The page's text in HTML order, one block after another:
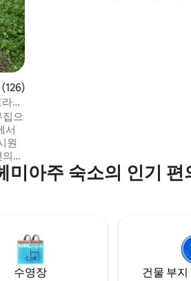
점(5점 만점), 후기 126개
하
집으
서
원
한
드
완
에
미아주 숙소의 인기 편
수영장 건물 부